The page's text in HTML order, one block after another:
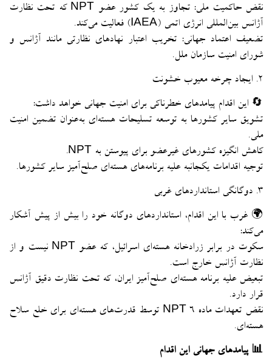
نقض حاکمیت ملی: تجاوز به یک کشور عضو NPT که تحت نظارت
آژانس بین‌المللی انرژی اتمی (IAEA) فعالیت می‌کند.
تضعیف اعتماد جهانی: تخریب اعتبار نهادهای نظارتی مانند آژانس و
شورای امنیت سازمان ملل.
۲. ایجاد چرخه معیوب خشونت
🔄 این اقدام پیامدهای خطرناکی برای امنیت جهانی خواهد داشت:
تشویق سایر کشورها به توسعه تسلیحات هسته‌ای به‌عنوان تضمین امنیت
ملی.
کاهش انگیزه کشورهای غیرعضو برای پیوستن به NPT.
توجیه اقدامات یکجانبه علیه برنامه‌های هسته‌ای صلح‌آمیز سایر کشورها.
۳. دوگانگی استانداردهای غربی
🌍 غرب با این اقدام، استانداردهای دوگانه خود را بیش از پیش آشکار
می‌کند:
سکوت در برابر زرادخانه هسته‌ای اسرائیل، که عضو NPT نیست و از
نظارت آژانس خارج است.
تبعیض علیه برنامه هسته‌ای صلح‌آمیز ایران، که تحت نظارت دقیق آژانس
قرار دارد.
نقض تعهدات ماده ۶ NPT توسط قدرت‌های هسته‌ای برای خلع سلاح
هسته‌ای.
📊 پیامدهای جهانی این اقدام